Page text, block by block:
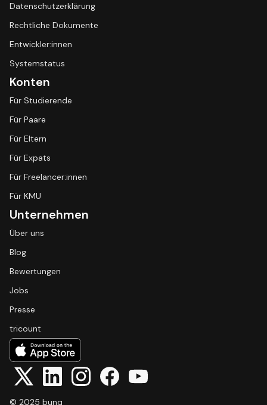
Datenschutzerklärung
Rechtliche Dokumente
Entwickler:innen
Systemstatus
Konten
Für Studierende
Für Paare
Für Eltern
Für Expats
Für Freelancer:innen
Für KMU
Unternehmen
Über uns
Blog
Bewertungen
Jobs
Presse
tricount
© 2025 bunq